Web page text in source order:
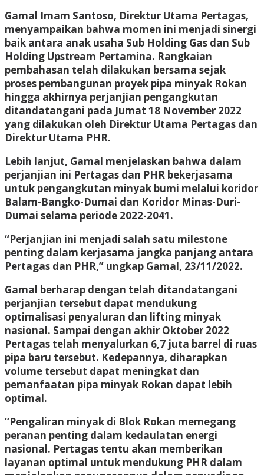
Gamal Imam Santoso, Direktur Utama Pertagas,
menyampaikan bahwa momen ini menjadi sinergi
baik antara anak usaha Sub Holding Gas dan Sub
Holding Upstream Pertamina. Rangkaian
pembahasan telah dilakukan bersama sejak
proses pembangunan proyek pipa minyak Rokan
hingga akhirnya perjanjian pengangkutan
ditandatangani pada Jumat 18 November 2022
yang dilakukan oleh Direktur Utama Pertagas dan
Direktur Utama PHR.
Lebih lanjut, Gamal menjelaskan bahwa dalam
perjanjian ini Pertagas dan PHR bekerjasama
untuk pengangkutan minyak bumi melalui koridor
Balam-Bangko-Dumai dan Koridor Minas-Duri-
Dumai selama periode 2022-2041.
“Perjanjian ini menjadi salah satu milestone
penting dalam kerjasama jangka panjang antara
Pertagas dan PHR,” ungkap Gamal, 23/11/2022.
Gamal berharap dengan telah ditandatangani
perjanjian tersebut dapat mendukung
optimalisasi penyaluran dan lifting minyak
nasional. Sampai dengan akhir Oktober 2022
Pertagas telah menyalurkan 6,7 juta barrel di ruas
pipa baru tersebut. Kedepannya, diharapkan
volume tersebut dapat meningkat dan
pemanfaatan pipa minyak Rokan dapat lebih
optimal.
“Pengaliran minyak di Blok Rokan memegang
peranan penting dalam kedaulatan energi
nasional. Pertagas tentu akan memberikan
layanan optimal untuk mendukung PHR dalam